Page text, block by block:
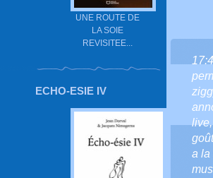
UNE ROUTE DE
LA SOIE
REVISITEE...
ECHO-ESIE IV
live
a la